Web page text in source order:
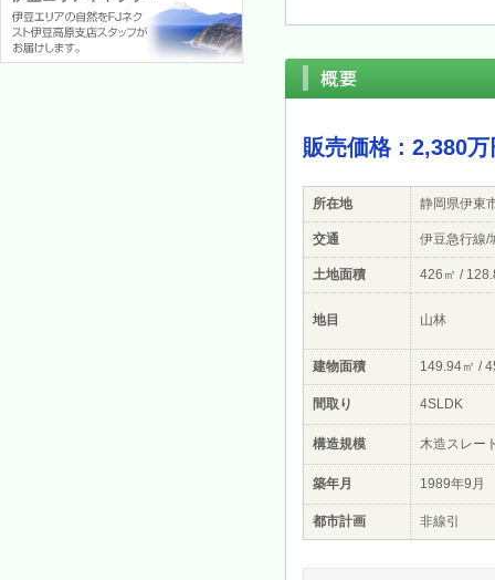
販売価格 : 2,380万
所在地 静岡県伊東
交通 伊豆急行線/
土地面積 426㎡ /
地目 山林
建物面積 149.94㎡ /
間取り 4SLDK
構造規模 木造スレー
築年月 1989年9月
都市計画 非線引